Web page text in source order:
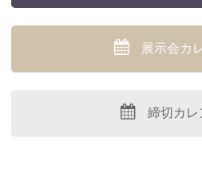
展示会カ
締切カレ